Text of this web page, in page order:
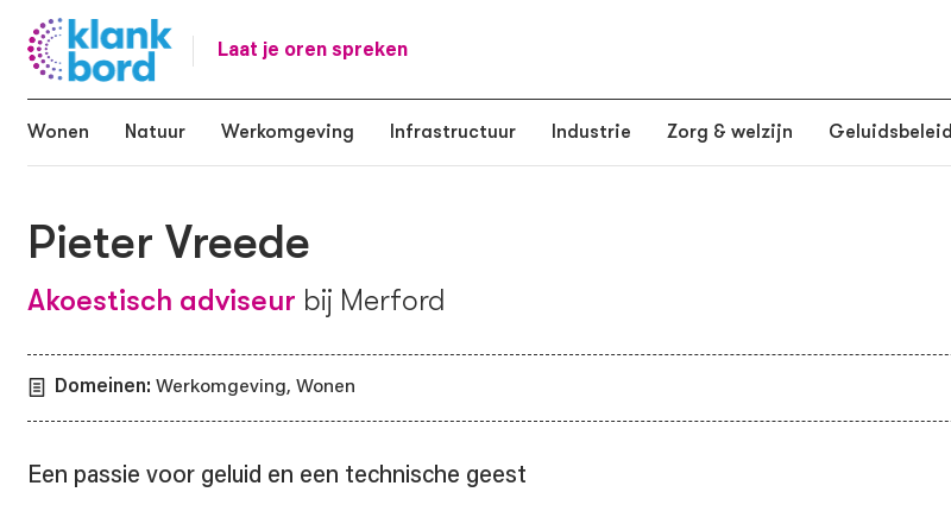
Laat je oren spreken
Wonen Natuur Werkomgeving Infrastructuur Industrie Zorg & welzijn Geluidsbeleid
Pieter Vreede
Akoestisch adviseur bij Merford
Domeinen:Werkomgeving, Wonen
Een passie voor geluid en een technische geest